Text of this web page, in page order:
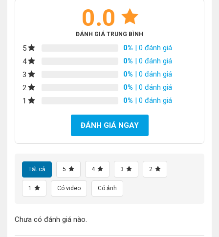
0.0
ĐÁNH GIÁ TRUNG BÌNH
5 0% | 0 đánh giá
4
0% | 0 đánh giá
3
0% | 0 đánh giá
2
0% | 0 đánh giá
1
0% | 0 đánh giá
ĐÁNH GIÁ NGAY
Tất cả 5 4 3 2
1 Có video Có ảnh
Chưa có đánh giá nào.